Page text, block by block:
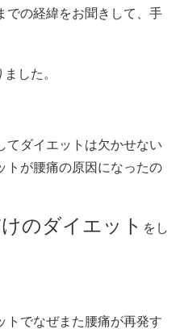
での経緯をお聞きして、手
した。
てダイエットは欠かせない
トが腰痛の原因になったの
のダイエット をし
トでなぜまた腰痛が再発す